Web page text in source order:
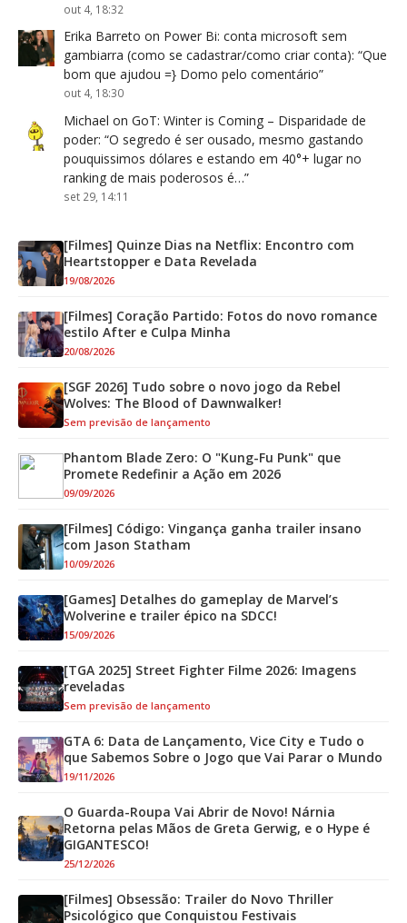
out 4, 18:32
Erika Barreto on Power Bi: conta microsoft sem
gambiarra (como se cadastrar/como criar conta): “Que
bom que ajudou =} Domo pelo comentário”
out 4, 18:30
Michael on GoT: Winter is Coming – Disparidade de
poder: “O segredo é ser ousado, mesmo gastando
pouquissimos dólares e estando em 40°+ lugar no
ranking de mais poderosos é…”
set 29, 14:11
[Filmes] Quinze Dias na Netflix: Encontro com
Heartstopper e Data Revelada
19/08/2026
[Filmes] Coração Partido: Fotos do novo romance
estilo After e Culpa Minha
20/08/2026
[SGF 2026] Tudo sobre o novo jogo da Rebel
Wolves: The Blood of Dawnwalker!
Sem previsão de lançamento
Phantom Blade Zero: O "Kung-Fu Punk" que
Promete Redefinir a Ação em 2026
09/09/2026
[Filmes] Código: Vingança ganha trailer insano
com Jason Statham
10/09/2026
[Games] Detalhes do gameplay de Marvel’s
Wolverine e trailer épico na SDCC!
15/09/2026
[TGA 2025] Street Fighter Filme 2026: Imagens
reveladas
Sem previsão de lançamento
GTA 6: Data de Lançamento, Vice City e Tudo o
que Sabemos Sobre o Jogo que Vai Parar o Mundo
19/11/2026
O Guarda-Roupa Vai Abrir de Novo! Nárnia
Retorna pelas Mãos de Greta Gerwig, e o Hype é
GIGANTESCO!
25/12/2026
[Filmes] Obsessão: Trailer do Novo Thriller
Psicológico que Conquistou Festivais